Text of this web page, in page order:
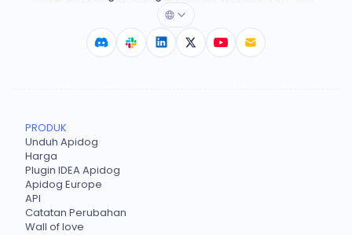
PRODUK
Unduh Apidog
Harga
Plugin IDEA Apidog
Apidog Europe
API
Catatan Perubahan
Wall of love